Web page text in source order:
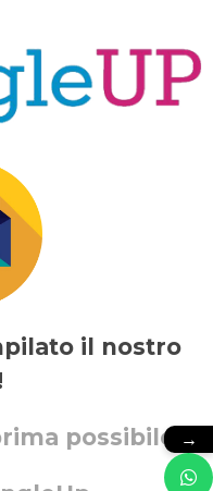
il nostro
possibile →